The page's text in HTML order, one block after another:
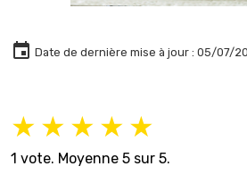
Date de dernière mise à jour : 05/07/
★ ★ ★ ★ ★
1 vote. Moyenne 5 sur 5.